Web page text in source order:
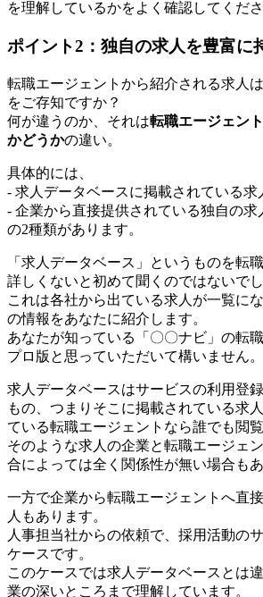
を理解しているかをよく確認してくださ
ポイント2：独自の求人を豊富に
転職エージェントから紹介される求人
をご存知ですか？
何が違うのか、それは転職エージェン
かどうかの違い。
具体的には、
- 求人データベースに掲載されている求
- 企業から直接提供されている独自の求
の2種類があります。
「求人データベース」というものを転
詳しくないと初めて聞くのではないでし
これは各社から出ている求人が一覧に
の情報をあなたに紹介します。
あなたが知っている「〇〇ナビ」の転
プロ版と思っていただいて構いません。
求人データベースはサービスの利用登
もの、つまりそこに掲載されている求
ている転職エージェントなら誰でも閲
そのような求人の企業と転職エージェ
合によっては全く関係性が無い場合もあ
一方で企業から転職エージェントへ直
人もあります。
人事担当社からの依頼で、採用活動の
ケースです。
このケースでは求人データベースとは
業の深いところまで理解しています。